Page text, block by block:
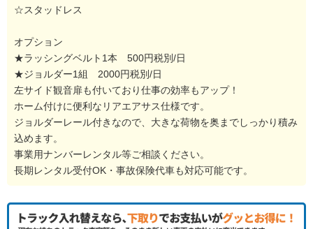
☆スタッドレス
オプション
★ラッシングベルト1本 500円税別/日
★ジョルダー1組 2000円税別/日
左サイド観音扉も付いており仕事の効率もアップ！
ホーム付けに便利なリアエアサス仕様です。
ジョルダーレール付きなので、大きな荷物を奥までしっかり積み
込めます。
事業用ナンバーレンタル等ご相談ください。
長期レンタル受付OK・事故保険代車も対応可能です。